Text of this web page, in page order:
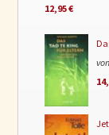
12,95 €